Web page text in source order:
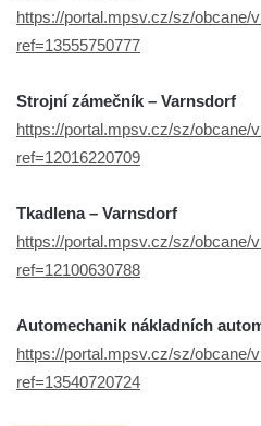
https://portal.mpsv.cz/sz/obcane/
ref=13555750777
Strojní zámečník – Varnsdorf
https://portal.mpsv.cz/sz/obcane/
ref=12016220709
Tkadlena – Varnsdorf
https://portal.mpsv.cz/sz/obcane/
ref=12100630788
Automechanik nákladních
https://portal.mpsv.cz/sz/obcane/
ref=13540720724